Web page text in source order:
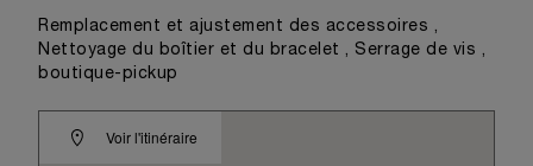
Voir l'itinéraire
Remplacement et ajustement des accessoires ,
Nettoyage du boîtier et du bracelet , Serrage de vis ,
boutique-pickup